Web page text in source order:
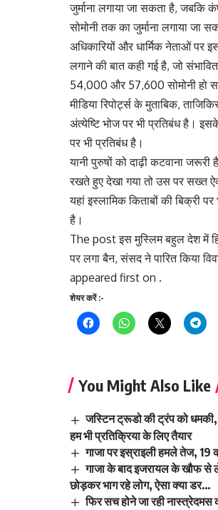
जुर्माना लगाया जा सकता है, जबकि
सोमोनी तक का जुर्माना लगाया जा
अधिकारियों और धार्मिक नेताओं पर
लगाने की बात कही गई है, जो
54,000 और 57,600 सोमोनी हो
मीडिया रिपोर्ट्स के मुताबिक,
अंत्येष्टि भोज पर भी प्रतिबंध है।
पर भी प्रतिबंध है।
यानी पुरुषों को दाढ़ी कटवाना जरूरी
रखते हुए देखा गया तो उस पर सख्त
यहां इस्लामिक किताबों की बिक्री
है।
The post इस मुस्लिम बहुल देश में
पर लगा बैन, संसद ने पारित किया
appeared first on .
शेयर करें :-
You Might Also Like
जस्टिन ट्रूडो की ट्रंप को
हम भी प्रतिक्रिया के लिए तैयार
गाजा पर इस्राइली हमले तेज, 19
गाजा के बाद इजरायल के खौफ से
छोड़कर भाग रहे लोग, ऐसा क्या डर…
फिर सच होने जा रही नास्त्रेदमस